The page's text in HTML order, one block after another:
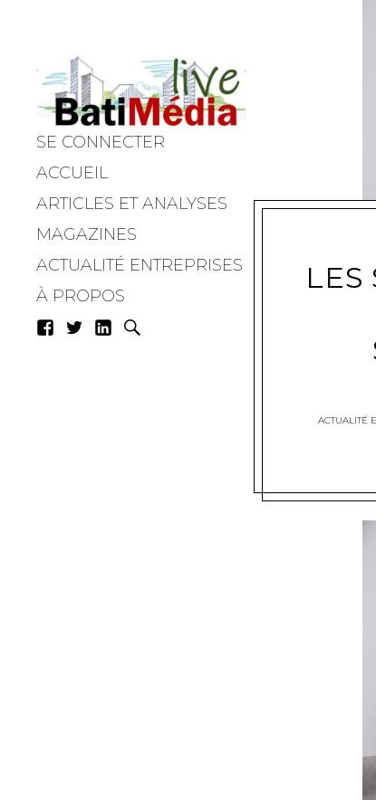
SE CONNECTER
ACCUEIL
ARTICLES ET ANALYSES
MAGAZINES
ACTUALITÉ ENTREPRISES
À PROPOS
LES
ACTUALITÉ